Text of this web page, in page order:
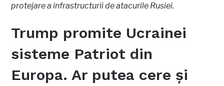
protejare a infrastructurii de atacurile Rusiei.
Trump promite Ucrainei
sisteme Patriot din
Europa. Ar putea cere și